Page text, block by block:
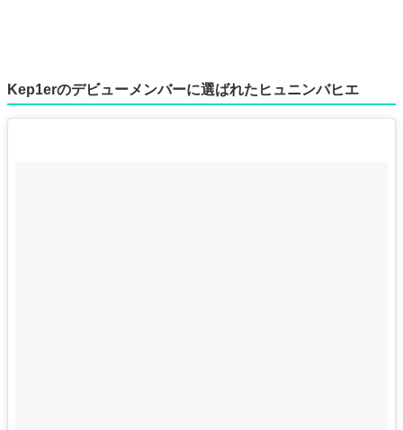
Kep1erのデビューメンバーに選ばれたヒュニンバヒエ